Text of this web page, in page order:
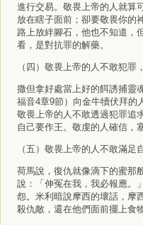
進行交易。敬畏上帝的人就算
放在瞎子面前；卻要敬畏你的
路上放絆腳石，他也不知道，
看，是對抗罪的解藥。
（四）敬畏上帝的人不敢犯
撒但拿好處當上好的餌誘捕靈
福音4章9節）向金牛犢伏拜的
敬畏上帝的人不敢透過犯罪追
自己要作王。敬虔的人確信，
（五）敬畏上帝的人不敢滿足
荷馬說，復仇就像滴下的蜜那
說：「伸冤在我，我必報應。
怨。米利暗說摩西的壞話，摩
殺仇敵，還在他們面前擺上食